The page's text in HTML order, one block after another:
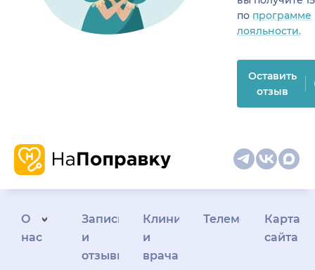
по программе
лояльности.
Оставить
отзыв
О
нас
Запись
и
отзывы
Клиникам
и
врачам
Телемедицина
Карта
сайта